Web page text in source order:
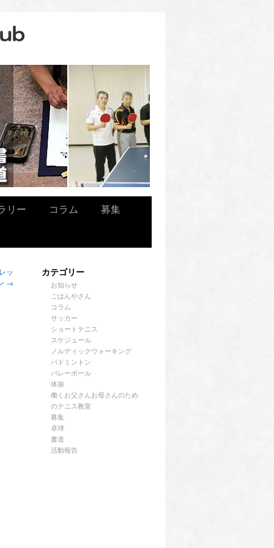
リー コラム 募集
カテゴリー
お知らせ
ごはんやさん
コラム
サッカー
ショートテニス
スケジュール
ノルディックウォーキング
バドミントン
バレーボール
体操
働くお父さんお母さんのため
のテニス教室
募集
卓球
書道
活動報告
ッ
→